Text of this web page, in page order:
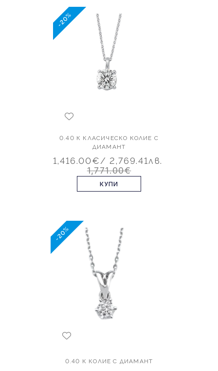
-20%
0.40 К КЛАСИЧЕСКО КОЛИЕ С
ДИАМАНТ
1,416.00€/ 2,769.41лв.
1,771.00€
КУПИ
-20%
0.40 К КОЛИЕ С ДИАМАНТ